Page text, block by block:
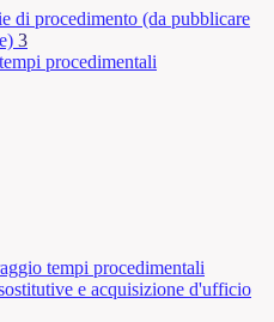
di procedimento (da pubblicare
3
procedimentali
tempi procedimentali
e acquisizione d'ufficio